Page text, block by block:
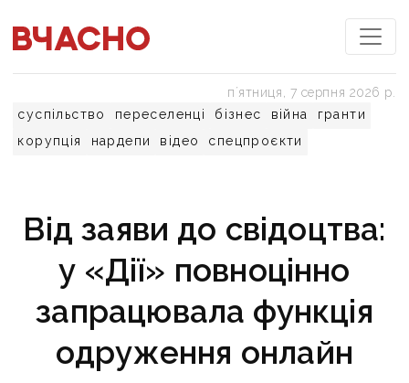
суспільство переселенці бізнес війна
гранти
корупція
нардепи відео спецпроєкти
пʼятниця, 7 серпня 2026 р.
Від заяви до свідоцтва:
у «Дії» повноцінно
запрацювала функція
одруження онлайн